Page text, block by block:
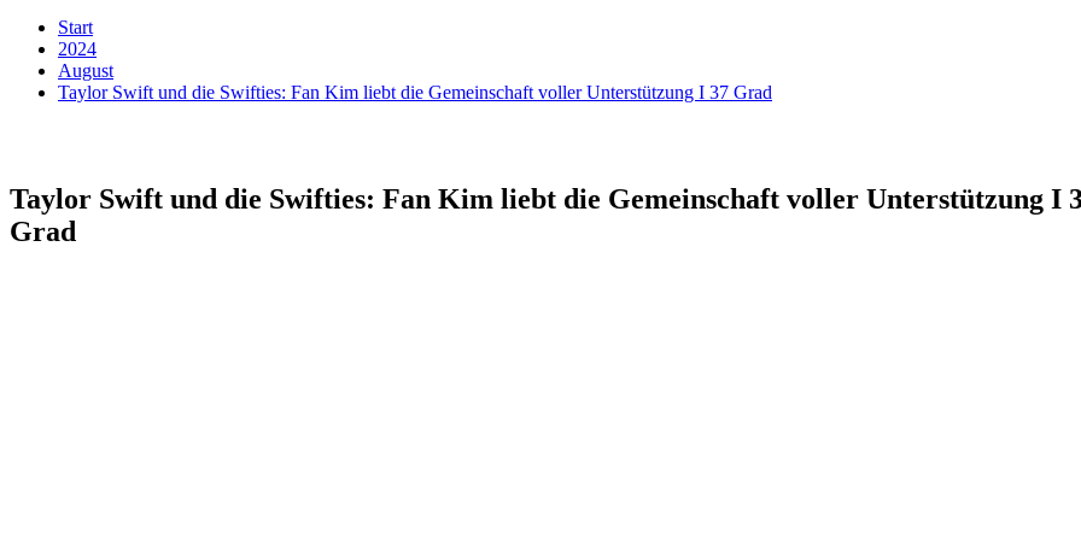
Start
2024
August
Taylor Swift und die Swifties: Fan Kim liebt die Gemeinschaft voller Unterstützung I 37 Grad
Taylor Swift und die Swifties: Fan Kim liebt die Gemeinschaft voller Unterstützung I
Grad